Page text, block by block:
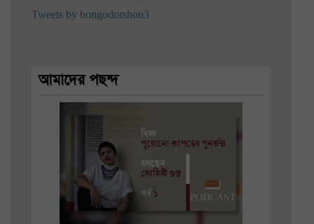
Tweets by bongodorshon3
আমাদের পছন্দ